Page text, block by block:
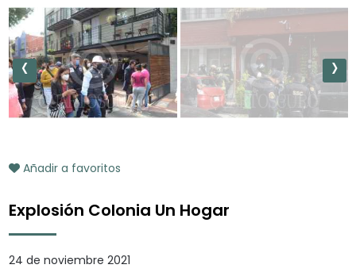
‹ ›
Añadir a favoritos
Explosión Colonia Un Hogar
24 de noviembre 2021